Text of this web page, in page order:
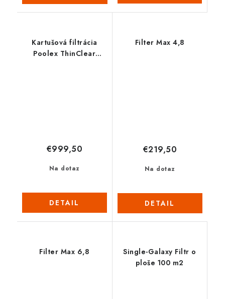
Kartušová filtrácia
Poolex ThinClear
Na dotaz
€999,50
DETAIL
Filter Max 4,8
Na dotaz
€219,50
DETAIL
Filter Max 6,8
Single-Galaxy Filtr o
ploše 100 m2